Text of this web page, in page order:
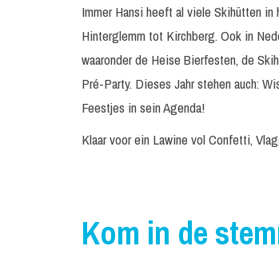
Immer Hansi heeft al viele Skihütten
Hinterglemm tot Kirchberg. Ook in
waaronder de Heise Bierfesten, de
Pré-Party. Dieses Jahr stehen auch:
Feestjes in sein Agenda!
Klaar voor ein Lawine vol Confetti,
Kom in de